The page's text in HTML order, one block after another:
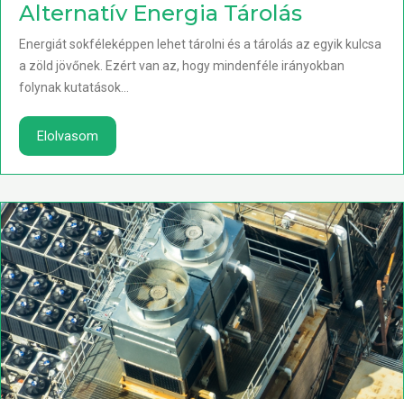
Alternatív Energia Tárolás
Energiát sokféleképpen lehet tárolni és a tárolás az egyik kulcsa
a zöld jövőnek. Ezért van az, hogy mindenféle irányokban
folynak kutatások...
Elolvasom